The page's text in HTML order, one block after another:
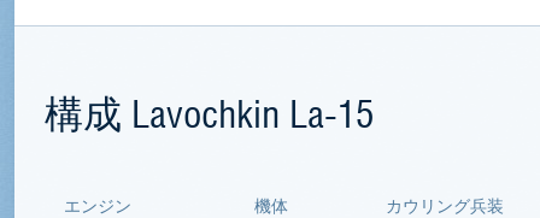
構成 Lavochkin La-15
エンジン 機体 カウリング兵装